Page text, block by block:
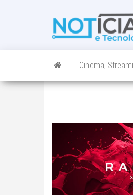
Cinema,